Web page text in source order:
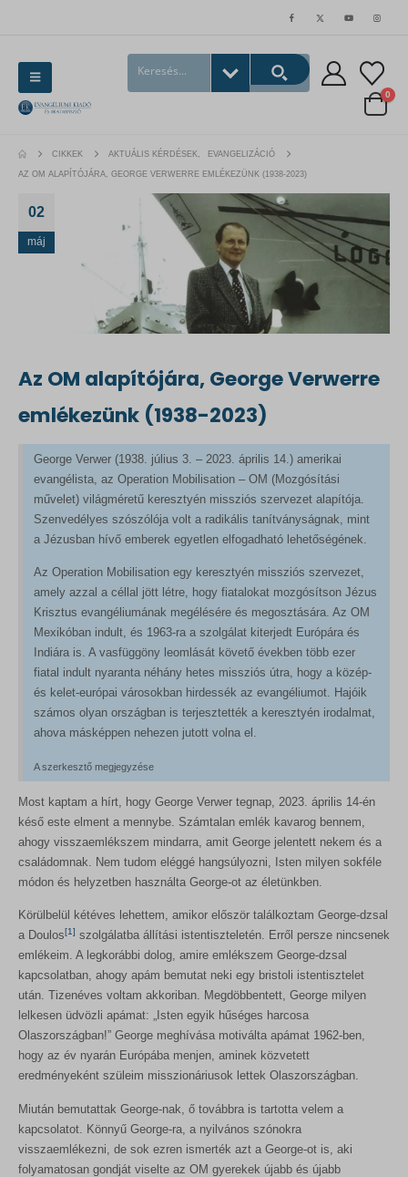
0
CIKKEK AKTUÁLIS KÉRDÉSEK, EVANGELIZÁCIÓ
AZ OM ALAPÍTÓJÁRA, GEORGE VERWERRE EMLÉKEZÜNK (1938-2023)
02
máj
Az OM alapítójára, George Verwerre
emlékezünk (1938-2023)
George Verwer (1938. július 3. – 2023. április 14.) amerikai
evangélista, az Operation Mobilisation – OM (Mozgósítási
művelet) világméretű keresztyén missziós szervezet alapítója.
Szenvedélyes szószólója volt a radikális tanítványságnak, mint
a Jézusban hívő emberek egyetlen elfogadható lehetőségének.
Az Operation Mobilisation egy keresztyén missziós szervezet,
amely azzal a céllal jött létre, hogy fiatalokat mozgósítson Jézus
Krisztus evangéliumának megélésére és megosztására. Az OM
Mexikóban indult, és 1963-ra a szolgálat kiterjedt Európára és
Indiára is. A vasfüggöny leomlását követő években több ezer
fiatal indult nyaranta néhány hetes missziós útra, hogy a közép-
és kelet-európai városokban hirdessék az evangéliumot. Hajóik
számos olyan országban is terjesztették a keresztyén irodalmat,
ahova másképpen nehezen jutott volna el.
A szerkesztő megjegyzése
Most kaptam a hírt, hogy George Verwer tegnap, 2023. április 14-én
késő este elment a mennybe. Számtalan emlék kavarog bennem,
ahogy visszaemlékszem mindarra, amit George jelentett nekem és a
családomnak. Nem tudom eléggé hangsúlyozni, Isten milyen sokféle
módon és helyzetben használta George-ot az életünkben.
Körülbelül kétéves lehettem, amikor először találkoztam George-dzsal
a Doulos[1] szolgálatba állítási istentiszteletén. Erről persze nincsenek
emlékeim. A legkorábbi dolog, amire emlékszem George-dzsal
kapcsolatban, ahogy apám bemutat neki egy bristoli istentisztelet
után. Tizenéves voltam akkoriban. Megdöbbentett, George milyen
lelkesen üdvözli apámat: „Isten egyik hűséges harcosa
Olaszországban!” George meghívása motiválta apámat 1962-ben,
hogy az év nyarán Európába menjen, aminek közvetett
eredményeként szüleim misszionáriusok lettek Olaszországban.
Miután bemutattak George-nak, ő továbbra is tartotta velem a
kapcsolatot. Könnyű George-ra, a nyilvános szónokra
visszaemlékezni, de sok ezren ismerték azt a George-ot is, aki
folyamatosan gondját viselte az OM gyerekek újabb és újabb